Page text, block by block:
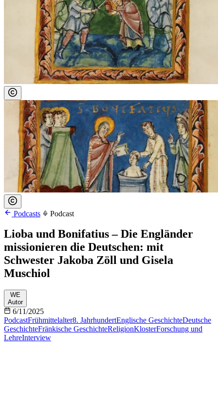
Podcasts Podcast
Lioba und Bonifatius – Die Engländer
missionieren die Deutschen: mit
Schwester Jakoba Zöll und Gisela
Muschiol
WE
Autor
6/11/2025
PodcastFrühmittelalter8. JahrhundertEnglische GeschichteDeutsche
GeschichteFränkische GeschichteReligionKlosterForschung und
LehreInterview